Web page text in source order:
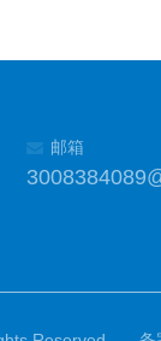
邮箱